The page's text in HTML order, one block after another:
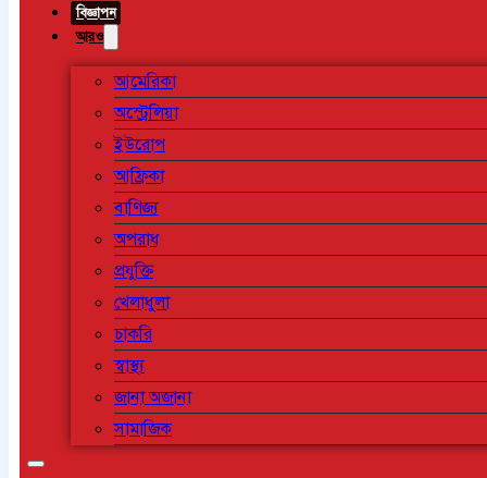
বিজ্ঞাপন
আরও
আমেরিকা
অস্ট্রেলিয়া
ইউরোপ
আফ্রিকা
বাণিজ্য
অপরাধ
প্রযুক্তি
খেলাধুলা
চাকরি
স্বাস্থ্য
জানা অজানা
সামাজিক